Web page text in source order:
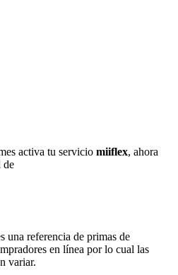
activa tu servicio miiflex, ahora
de
una referencia de primas de
en línea por lo cual las
variar.